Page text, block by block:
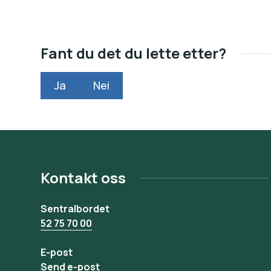
Fant du det du lette etter?
Ja Nei
Kontakt oss
Sentralbordet
52 75 70 00
E-post
Send e-post